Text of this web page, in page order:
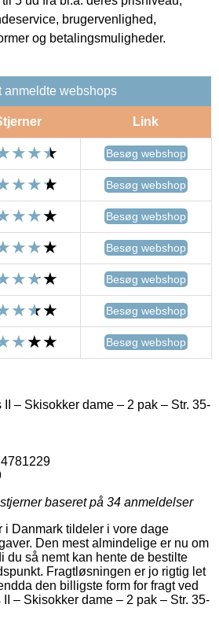
brugervenlighed,
og betalingsmuligheder.
anmeldte webshops
Link
Besøg webshop
Besøg webshop
Besøg webshop
Besøg webshop
Besøg webshop
Besøg webshop
Besøg webshop
– Skisokker dame – 2 pak – Str. 35-
baseret på 34 anmeldelser
i Danmark tildeler i vore dage
Den mest almindelige er nu om
du så nemt kan hente de bestilte
Fragtløsningen er jo rigtig let
den billigste form for fragt ved
– Skisokker dame – 2 pak – Str. 35-